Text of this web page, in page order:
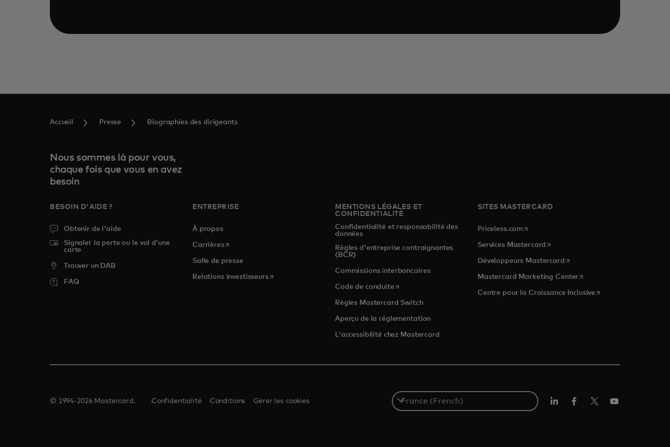
Accueil Presse Biographies des dirigeants
Nous sommes là pour vous,
chaque fois que vous en avez
besoin
BESOIN D'AIDE ?
Obtenir de l'aide
Signaler la perte ou le vol d’une
carte
Trouver un DAB
FAQ
ENTREPRISE
À propos
Carrièress’ouvre dans un nouvel onglet
Salle de presse
Relations investisseurss’ouvre dans un nouvel onglet
MENTIONS LÉGALES ET
CONFIDENTIALITÉ
Confidentialité et responsabilité des
données
Règles d'entreprise contraignantes
(BCR)
Commissions interbancaires
Code de conduites’ouvre dans un nouvel onglet
Règles Mastercard Switch
Aperçu de la réglementation
L'accessibilité chez Mastercard
SITES MASTERCARD
Priceless.com s’ouvre dans un nouvel onglet
Services Mastercard s’ouvre dans un nouvel onglet
Développeurs Mastercards’ouvre dans un nouvel onglet
Mastercard Marketing Centers’ouvre dans un nouvel
Centre pour la Croissance Inclusive s’ouvre dans un
© 1994-2026 Mastercard. Confidentialité Conditions Gérer les cookies
Select
a
country